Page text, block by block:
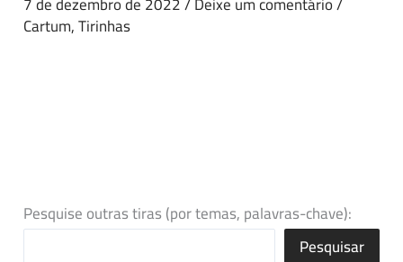
Cartum,Tirinhas
Pesquise outras tiras (por temas, palavras-chave):
Pesquisar